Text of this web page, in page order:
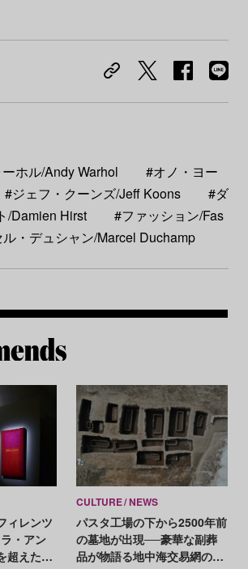
ホル/Andy Warhol
#オノ・ヨー
#ジェフ・クーンズ/Jeff Koons
#ダ
/Damien Hirst
#ファッション/Fas
・デュシャン/Marcel Duchamp
ィレンツ
・アン
超えた対
CULTURE NEWS
パスタ工場の下から2500年前
の墓地が出現──豪華な副葬
品が物語る地中海交易網の広